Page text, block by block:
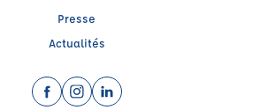
Presse
Actualités